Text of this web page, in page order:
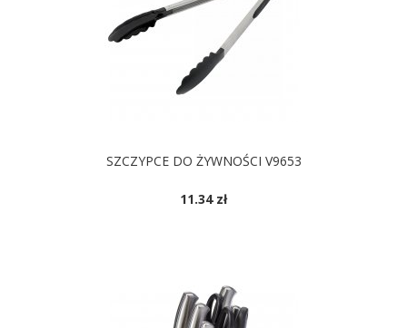
SZCZYPCE DO ŻYWNOŚCI V9653
11.34 zł